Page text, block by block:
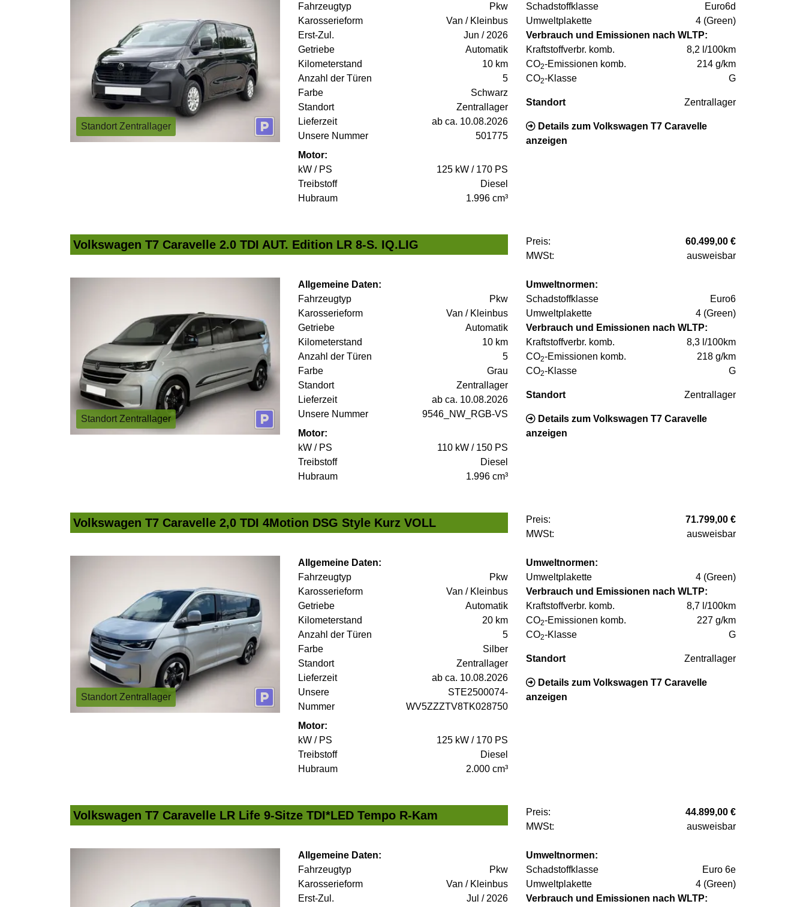
Standort Zentrallager
Fahrzeugtyp
Pkw
Karosserieform
Van / Kleinbus
Erst-Zul.
Jun / 2026
Getriebe
Automatik
Kilometerstand
10 km
Anzahl der Türen
5
Farbe
Schwarz
Standort
Zentrallager
Lieferzeit
ab ca. 10.08.2026
Unsere Nummer
501775
Motor:
kW / PS
125 kW / 170 PS
Treibstoff
Diesel
Hubraum
1.996 cm³
Schadstoffklasse
Euro6d
Umweltplakette
4 (Green)
Verbrauch und Emissionen nach WLTP:
Kraftstoffverbr. komb.
8,2 l/100km
CO2-Emissionen komb.
214 g/km
CO2-Klasse G
Standort Zentrallager
Details zum Volkswagen T7 Caravelle
anzeigen
Volkswagen T7 Caravelle 2.0 TDI AUT. Edition LR 8-S. IQ.LIG Preis:
60.499,00 €
MWSt:
ausweisbar
Standort Zentrallager
Allgemeine Daten:
Fahrzeugtyp
Pkw
Karosserieform
Van / Kleinbus
Getriebe
Automatik
Kilometerstand
10 km
Anzahl der Türen
5
Farbe
Grau
Standort
Zentrallager
Lieferzeit
ab ca. 10.08.2026
Unsere Nummer
9546_NW_RGB-VS
Motor:
kW / PS
110 kW / 150 PS
Treibstoff
Diesel
Hubraum
1.996 cm³
Umweltnormen:
Schadstoffklasse
Euro6
Umweltplakette
4 (Green)
Verbrauch und Emissionen nach WLTP:
Kraftstoffverbr. komb.
8,3 l/100km
CO2-Emissionen komb.
218 g/km
CO2-Klasse G
Standort Zentrallager
Details zum Volkswagen T7 Caravelle
anzeigen
Volkswagen T7 Caravelle 2,0 TDI 4Motion DSG Style Kurz VOLL Preis:
71.799,00 €
MWSt:
ausweisbar
Standort Zentrallager
Allgemeine Daten:
Fahrzeugtyp
Pkw
Karosserieform
Van / Kleinbus
Getriebe
Automatik
Kilometerstand
20 km
Anzahl der Türen
5
Farbe
Silber
Standort
Zentrallager
Lieferzeit
ab ca. 10.08.2026
Unsere
Nummer
STE2500074-
WV5ZZZTV8TK028750
Motor:
kW / PS
125 kW / 170 PS
Treibstoff
Diesel
Hubraum
2.000 cm³
Umweltnormen:
Umweltplakette
4 (Green)
Verbrauch und Emissionen nach WLTP:
Kraftstoffverbr. komb.
8,7 l/100km
CO2-Emissionen komb.
227 g/km
CO2-Klasse G
Standort Zentrallager
Details zum Volkswagen T7 Caravelle
anzeigen
Volkswagen T7 Caravelle LR Life 9-Sitze TDI*LED Tempo R-Kam Preis:
44.899,00 €
MWSt:
ausweisbar
Allgemeine Daten:
Fahrzeugtyp
Pkw
Karosserieform
Van / Kleinbus
Erst-Zul.
Jul / 2026
Umweltnormen:
Schadstoffklasse
Euro 6e
Umweltplakette
4 (Green)
Verbrauch und Emissionen nach WLTP: